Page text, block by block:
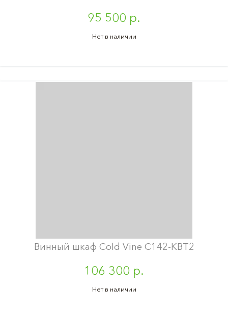
95 500 р.
Нет в наличии
Винный шкаф Cold Vine C142-KBT2
106 300 р.
Нет в наличии